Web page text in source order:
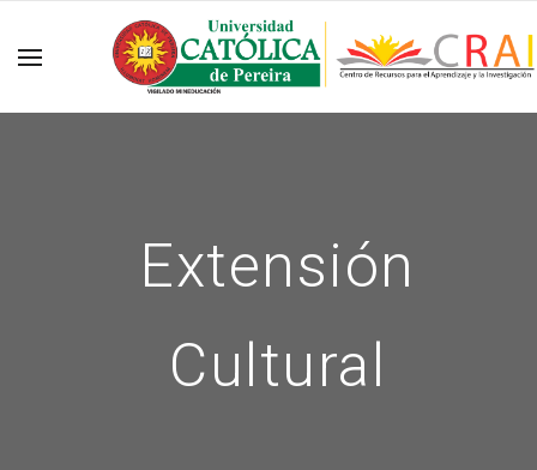
Extensión
Cultural